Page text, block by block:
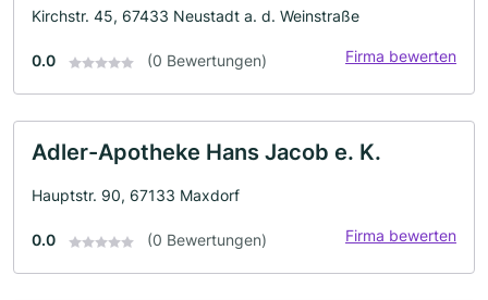
Kirchstr. 45, 67433 Neustadt a. d. Weinstraße
0.0 (0 Bewertungen) Firma bewerten
Adler-Apotheke Hans Jacob e. K.
Hauptstr. 90, 67133 Maxdorf
0.0 (0 Bewertungen) Firma bewerten